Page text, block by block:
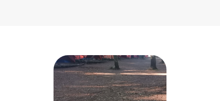
CONTACTO